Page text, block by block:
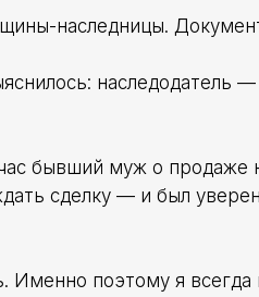
наследницы.
наследодатель
бывший муж о продаже
сделку — и был
Именно поэтому я